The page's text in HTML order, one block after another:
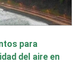
para
del aire en